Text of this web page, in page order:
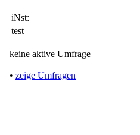
iNst:
test
keine aktive Umfrage
• zeige Umfragen